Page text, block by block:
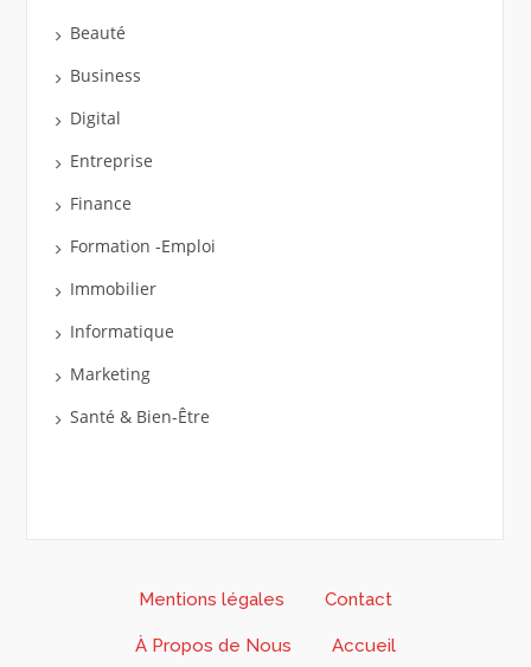
Beauté
Business
Digital
Entreprise
Finance
Formation -Emploi
Immobilier
Informatique
Marketing
Santé & Bien-Être
Mentions légales Contact
À Propos de Nous Accueil